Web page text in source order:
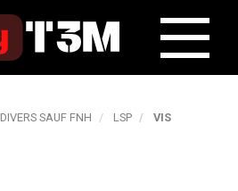
DIVERS SAUF FNH LSP VIS